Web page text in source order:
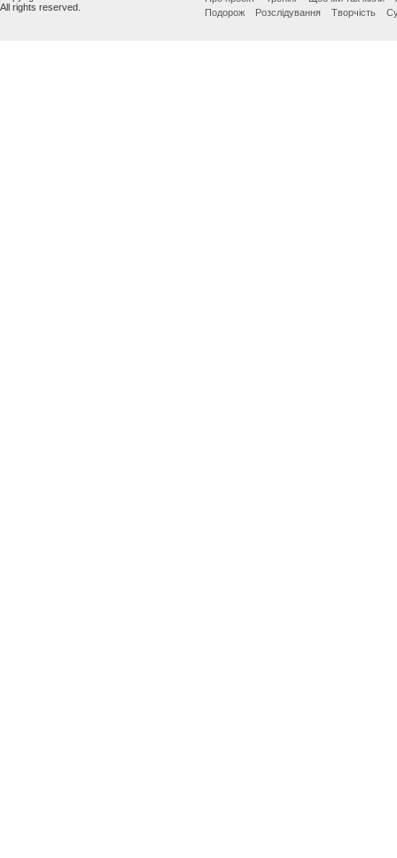
All rights reserved.
Подорож
Розслідування Творчість